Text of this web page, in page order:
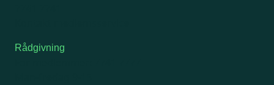
Rådgivning